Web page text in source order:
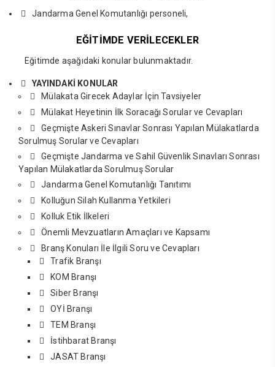
Jandarma Genel Komutanlığı personeli,
EĞİTİMDE VERİLECEKLER
Eğitimde aşağıdaki konular bulunmaktadır.
YAYINDAKİ KONULAR
Mülakata Girecek Adaylar İçin Tavsiyeler
Mülakat Heyetinin İlk Soracağı Sorular ve Cevapları
Geçmişte Askeri Sınavlar Sonrası Yapılan Mülakatlarda
Sorulmuş Sorular ve Cevapları
Geçmişte Jandarma ve Sahil Güvenlik Sınavları Sonrası
Yapılan Mülakatlarda Sorulmuş Sorular
Jandarma Genel Komutanlığı Tanıtımı
Kolluğun Silah Kullanma Yetkileri
Kolluk Etik İlkeleri
Önemli Mevzuatların Amaçları ve Kapsamı
Branş Konuları İle İlgili Soru ve Cevapları
Trafik Branşı
KOM Branşı
Siber Branşı
OYİ Branşı
TEM Branşı
İstihbarat Branşı
JASAT Branşı